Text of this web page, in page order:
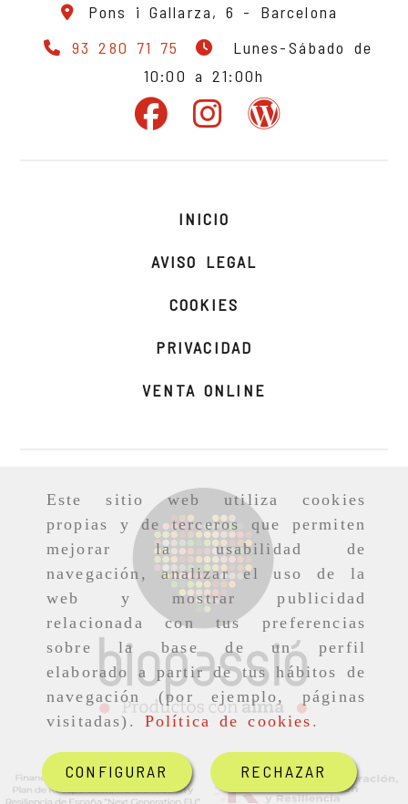
Este sitio web utiliza cookies
propias y de terceros que permiten
mejorar la usabilidad de
navegación, analizar el uso de la
web y mostrar publicidad
relacionada con tus preferencias
sobre la base de un perfil
elaborado a partir de tus hábitos de
navegación (por ejemplo, páginas
visitadas). Política de cookies .
CONFIGURAR RECHAZAR
Pons i Gallarza, 6 - Barcelona
93 280 71 75
Lunes-Sábado de
10:00 a 21:00h
INICIO
AVISO LEGAL
COOKIES
PRIVACIDAD
VENTA ONLINE